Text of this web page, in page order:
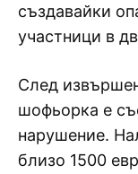
създавайки
участници в
След
шофьорка е
нарушение.
близо 1500